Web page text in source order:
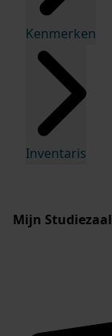
Kenmerken
Inventaris
Mijn Studiezaal